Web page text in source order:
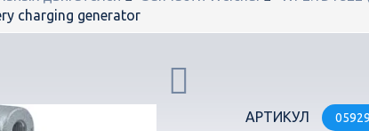
charging generator
АРТИКУЛ